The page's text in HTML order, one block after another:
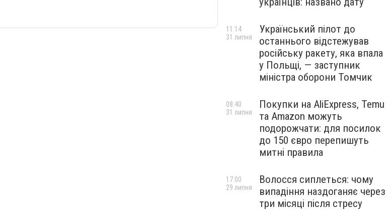
Український пілот до
останнього відстежував
російську ракету, яка впала
у Польщі, — заступник
міністра оборони Томчик
11:14
31 липня
Покупки на AliExpress, Temu
та Amazon можуть
подорожчати: для посилок
до 150 євро перепишуть
митні правила
08:40
31 липня
Волосся сиплеться: чому
випадіння наздоганяє через
три місяці після стресу
17:00
29 липня